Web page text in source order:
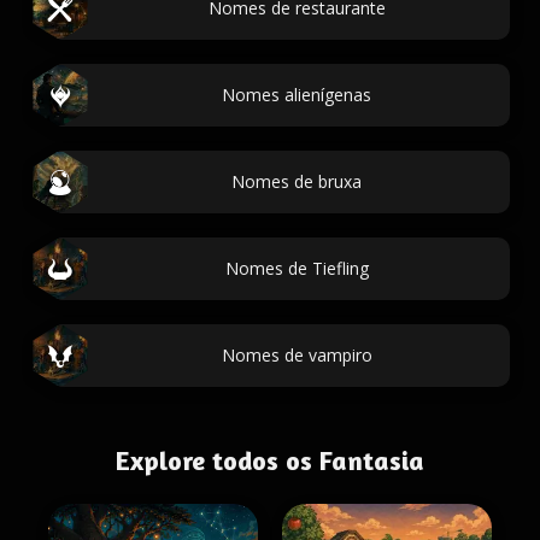
Nomes de restaurante
Nomes alienígenas
Nomes de bruxa
Nomes de Tiefling
Nomes de vampiro
Explore todos os Fantasia